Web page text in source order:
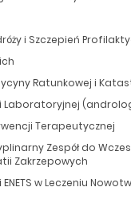
i Szczepień
Ratunkowej i
Laboratoryjnej
Terapeutycznej
Zespół do
Zakrzepowych
w Leczeniu